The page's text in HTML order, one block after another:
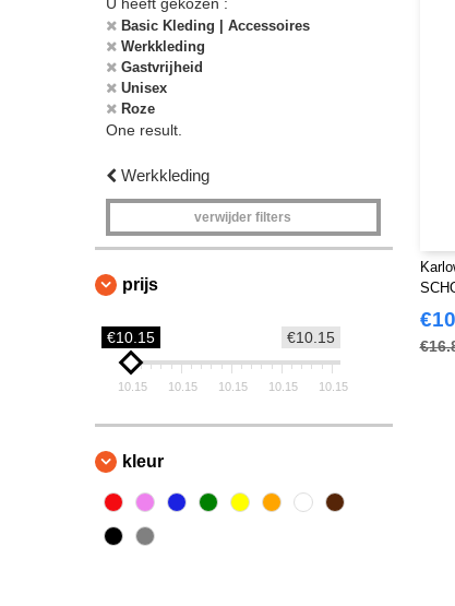
Basic Kleding | Accessoires
Werkkleding
Gastvrijheid
Unisex
Roze
One result.
Werkkleding
verwijder filters
prijs
€10.15
€10.15
10.15 10.15 10.15 10.15 10.15
kleur